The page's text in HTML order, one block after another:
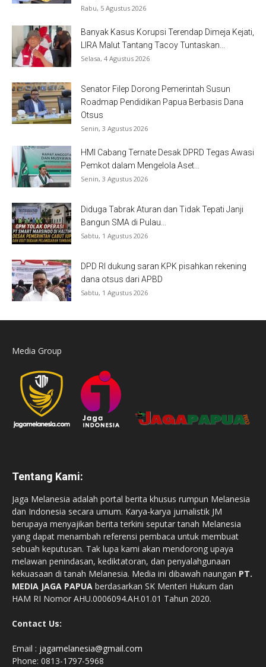
Rabu, 5 Agustus 2026
Banyak Kasus Korupsi Terendap Dimeja Kejati,
LIRA Malut Tantang Tacoy Tuntaskan...
Selasa, 4 Agustus 2026
Senator Filep Dorong Pemerintah Susun
Roadmap Pendidikan Papua Berbasis Dana
Otsus
Senin, 3 Agustus 2026
HMI Cabang Ternate Desak DPRD Tegas Awasi
Pemkot dalam Mengelola Aset...
Senin, 3 Agustus 2026
Diduga Tabrak Aturan dan Tidak Tepati Janji
Bangun SMA di Pulau...
Sabtu, 1 Agustus 2026
DPD RI dukung saran KPK pisahkan rekening
dana otsus dari APBD
Sabtu, 1 Agustus 2026
Media Group
Tentang Kami:
Jaga Melanesia adalah portal berita khusus rumpun Melanesia
dan Indonesia secara umum. Karya-karya jurnalistik JM
berupaya menyajikan berita terkini seputar tanah Melanesia
yang dapat menambah referensi pembaca untuk membuat
sebuah keputusan. Tak lupa kami akan mendorong upaya
melawan penindasan, kediktatoran, dan penyalahgunaan
kekuasaan di tanah Melanesia. Media ini dibawah naungan PT.
MEDIA JAGA PAPUA berdasarkan SK Menteri Hukum dan
HAM RI Nomor AHU.0006094.AH.01.01 Tahun 2020.
Contact Us:
Email : jagamelanesia@gmail.com
Phone: 0813-1797-5968